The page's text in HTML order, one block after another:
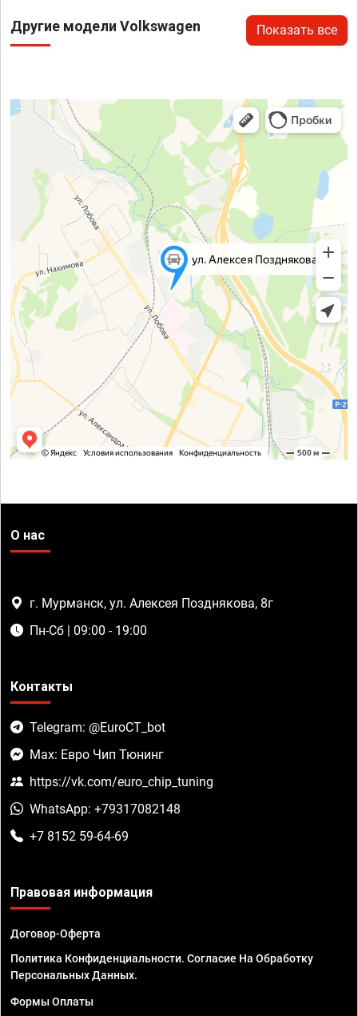
Другие модели Volkswagen Показать все
О нас
г. Мурманск, ул. Алексея Позднякова, 8г
Пн-Сб | 09:00 - 19:00
Контакты
Telegram: @EuroCT_bot
Max: Евро Чип Тюнинг
https://vk.com/euro_chip_tuning
WhatsApp: +79317082148
+7 8152 59-64-69
Правовая информация
Договор-Оферта
Политика Конфиденциальности. Согласие На Обработку
Персональных Данных.
Формы Оплаты